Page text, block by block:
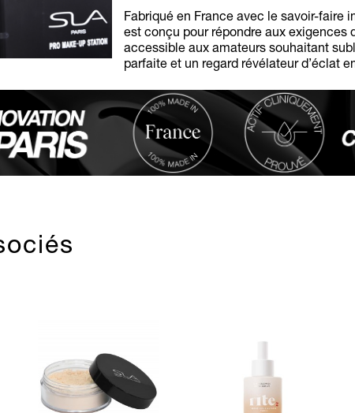
Fabriqué en France avec le savoir-faire
est conçu pour répondre aux exigences
accessible aux amateurs souhaitant
parfaite et un regard révélateur d’éclat